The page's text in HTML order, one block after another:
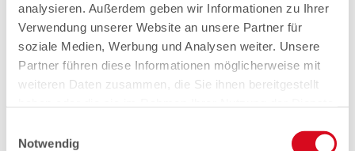
analysieren. Außerdem geben wir Informationen zu Ihrer
Verwendung unserer Website an unsere Partner für
soziale Medien, Werbung und Analysen weiter. Unsere
Partner führen diese Informationen möglicherweise mit
weiteren Daten zusammen, die Sie ihnen bereitgestellt
Notwendig